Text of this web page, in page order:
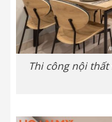
Thi công nội